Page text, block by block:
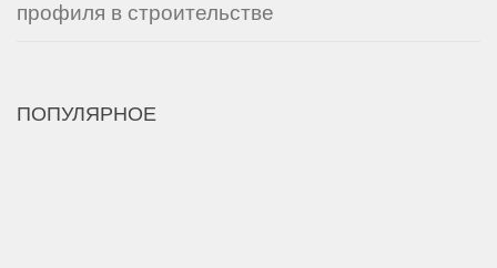
профиля в строительстве
ПОПУЛЯРНОЕ